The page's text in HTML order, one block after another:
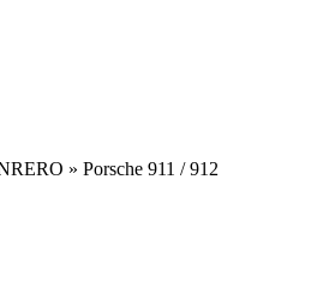
» Porsche 911 / 912